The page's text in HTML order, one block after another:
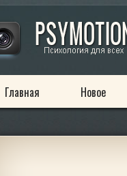
Главная Новое